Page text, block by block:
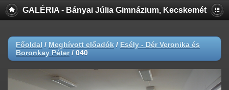
GALÉRIA - Bányai Júlia Gimnázium, Kecskemét
Főoldal / Meghívott előadók / Esély - Dér Veronika és
Boronkay Péter/ 040